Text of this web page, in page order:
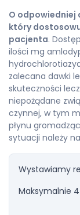
O odpowiedniej
który
pacjenta.
ilości mg
zalecana dawki
skuteczności
niepożądane
czynnej, w tym
płynu
sytuacji należy
Wystawiamy
Maksymalnie